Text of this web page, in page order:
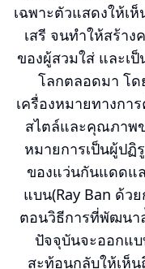
เฉพาะตัวแสดงให้เ
เสรี จนทำให้สร้า
ของผู้สวมใส่ และเ
โลกตลอดมา โด
เครื่องหมายทางกา
สไตล์และคุณภาพข
หมายการเป็นผู้ปฏิ
ของแว่นกันแดดแ
แบน(Ray Ban ด้ว
ตอนวิธีการที่พัฒนา
ปัจจุบันจะออกแ
สะท้อนกลับให้เห็น